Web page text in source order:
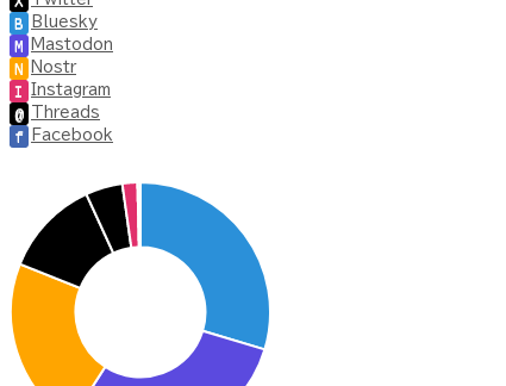
B Bluesky
M Mastodon
N Nostr
I Instagram
@ Threads
f Facebook